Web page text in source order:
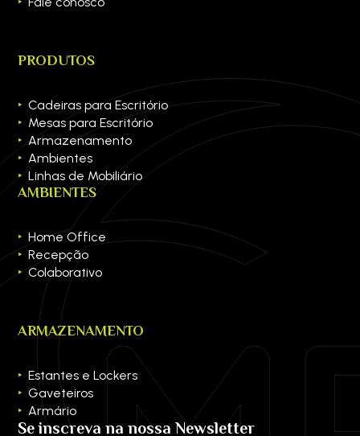
PRODUTOS
Cadeiras para Escritório
Mesas para Escritório
Armazenamento
Ambientes
Linhas de Mobiliário
AMBIENTES
Home Office
Recepção
Colaborativo
ARMAZENAMENTO
Estantes e Lockers
Gaveteiros
Armário
Se inscreva na nossa Newsletter